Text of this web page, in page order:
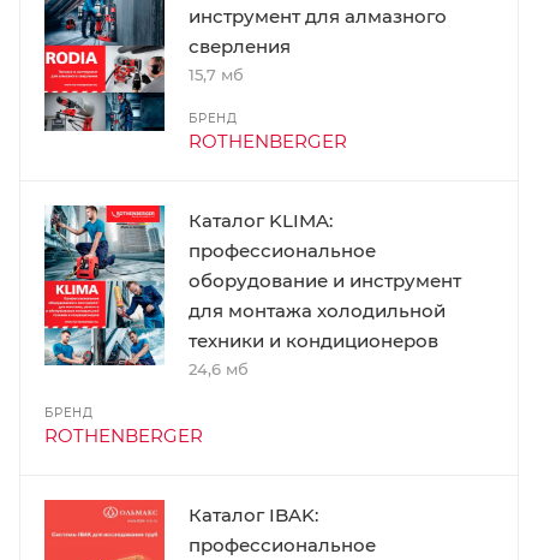
инструмент для алмазного
сверления
15,7 мб
БРЕНД
ROTHENBERGER
Каталог KLIMA:
профессиональное
оборудование и инструмент
для монтажа холодильной
техники и кондиционеров
24,6 мб
БРЕНД
ROTHENBERGER
Каталог IBAK:
профессиональное